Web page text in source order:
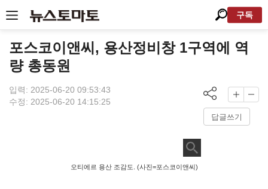
구독
포스코이앤씨, 용산정비창 1구역에 역
량 총동원
입력: 2025-06-20 09:53:43
수정: 2025-06-20 14:15:25
답글쓰기
오티에르 용산 조감도. (사진=포스코이앤씨)